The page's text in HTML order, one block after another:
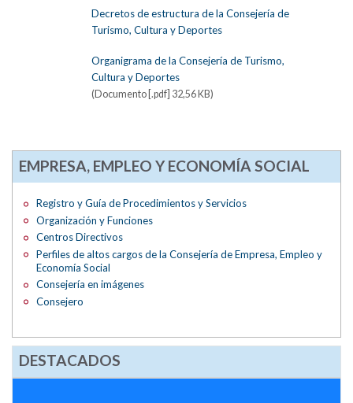
Decretos de estructura de la Consejería de
Turismo, Cultura y Deportes
Organigrama de la Consejería de Turismo,
Cultura y Deportes
(Documento [.pdf] 32,56 KB)
EMPRESA, EMPLEO Y ECONOMÍA SOCIAL
Registro y Guía de Procedimientos y Servicios
Organización y Funciones
Centros Directivos
Perfiles de altos cargos de la Consejería de Empresa, Empleo y
Economía Social
Consejería en imágenes
Consejero
DESTACADOS